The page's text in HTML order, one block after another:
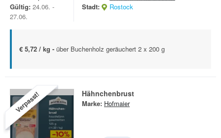
Gültig: 24.06. -
27.06.
Stadt:
Rostock
€ 5,72 / kg - über Buchenholz geräuchert 2 x 200 g
Verpasst! Hähnchenbrust
Marke: Hofmaier